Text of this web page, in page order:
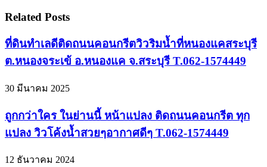
Related Posts
ที่ดินทำเลดีติดถนนคอนกรีตวิวริมน้ำที่หนองแคสระบุรี
ต.หนองจระเข้ อ.หนองแค จ.สระบุรี T.062-1574449
30 มีนาคม 2025
ถูกกว่าใคร ในย่านนี้ หน้าแปลง ติดถนนคอนกรีต ทุก
แปลง วิวโค้งน้ำสวยๆอากาศดีๆ T.062-1574449
12 ธันวาคม 2024